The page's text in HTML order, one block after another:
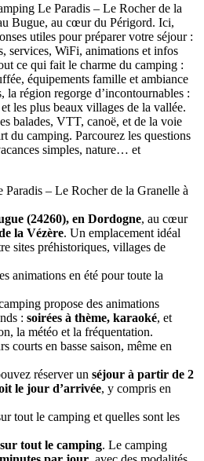
Le Paradis – Le Rocher de la
Bugue, au cœur du Périgord. Ici,
utiles pour préparer votre séjour :
services, WiFi, animations et infos
ce qui fait le charme du camping :
équipements famille et ambiance
la région regorge d’incontournables :
les plus beaux villages de la vallée.
balades, VTT, canoë, et de la voie
du camping. Parcourez les questions
simples, nature… et
– Le Rocher de la Granelle à
(24260), en Dordogne, au cœur
la Vézère. Un emplacement idéal
sites préhistoriques, villages de
animations en été pour toute la
propose des animations
: soirées à thème, karaoké, et
la météo et la fréquentation.
courts en basse saison, même en
réserver un séjour à partir de 2
le jour d’arrivée, y compris en
tout le camping et quelles sont les
tout le camping. Le camping